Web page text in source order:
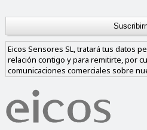
Eicos Sensores SL, tratará tus datos
relación contigo y para remitirte, por
comunicaciones comerciales sobre
nuestro grupo si nos das tu
ajenas al mismo. Tienes derecho a
datos, así como a otros derechos,
de privacidad.